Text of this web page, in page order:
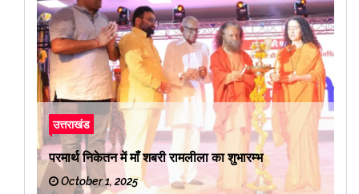
उत्तराखंड
परमार्थ निकेतन में माँ शबरी रामलीला का शुभारम्भ
October 1, 2025